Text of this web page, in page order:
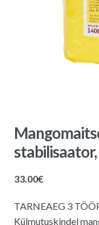
33.00€
TARNEAEG 3
Külmutuskindel